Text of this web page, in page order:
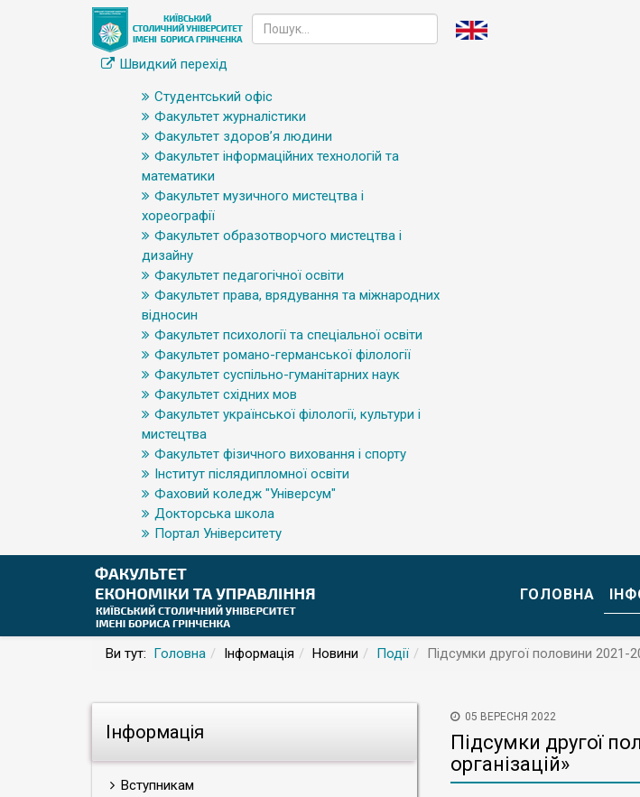
Швидкий перехід
Студентський офіс
Факультет журналістики
Факультет здоров’я людини
Факультет інформаційних технологій та
математики
Факультет музичного мистецтва і
хореографії
Факультет образотворчого мистецтва і
дизайну
Факультет педагогічної освіти
Факультет права, врядування та міжнародних
відносин
Факультет психології та спеціальної освіти
Факультет романо-германської філології
Факультет суспільно-гуманітарних наук
Факультет східних мов
Факультет української філології, культури і
мистецтва
Факультет фізичного виховання і спорту
Інститут післядипломної освіти
Фаховий коледж "Універсум"
Докторська школа
Портал Університету
ГОЛОВНА
Ви тут: Головна Інформація Новини Події Підсумки другої половини
Інформація
Вступникам
05 ВЕРЕСНЯ 2022
Підсумки другої
організацій»